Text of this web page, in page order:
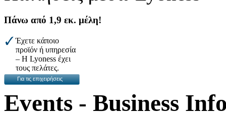
Πάνω από 1,9 εκ. μέλη!
Έχετε κάποιο
προϊόν ή υπηρεσία
– H Lyoness έχει
τους πελάτες.
Για τις επιχειρήσεις
Events - Business